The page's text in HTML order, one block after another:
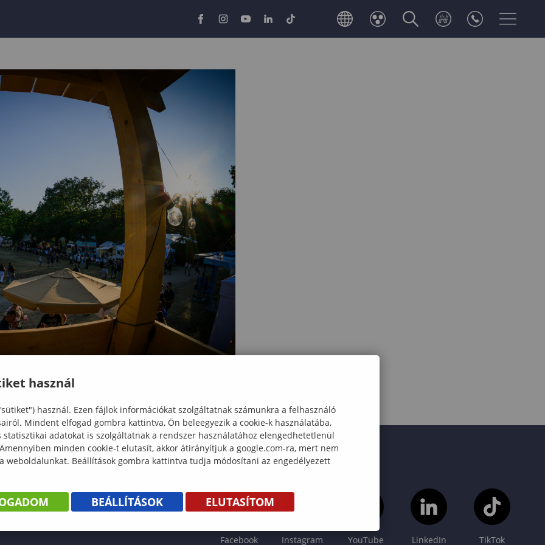
Facebook Instagram YouTube LinkedIn TikTok
használ
használ. Ezen fájlok információkat szolgáltatnak számunkra a felhasználó
Mindent elfogad gombra kattintva, Ön beleegyezik a cookie-k használatába,
statisztikai adatokat is szolgáltatnak a rendszer használatához elengedhetetlenül
minden cookie-t elutasít, akkor átirányítjuk a google.com-ra, mert nem
weboldalunkat. Beállítások gombra kattintva tudja módosítani az engedélyezett
BEÁLLÍTÁSOK ELUTASÍTOM